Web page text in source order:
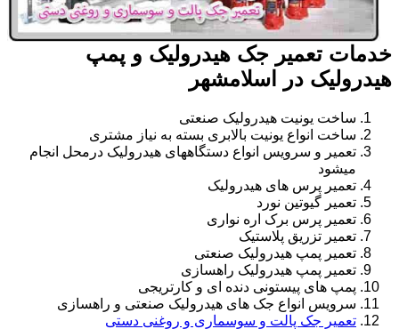
خدمات تعمیر جک هیدرولیک و پمپ
هیدرولیک در اسلامشهر
ساخت یونیت هیدرولیک صنعتی
ساخت انواع یونیت بالابری بسته به نیاز مشتری
تعمیر و سرویس انواع دستگاههای هیدرولیک درمحل انجام
میشود
تعمیر پرس های هیدرولیک
تعمیر گیوتین نورد
تعمیر پرس برک اره نواری
تعمیر تزریق پلاستیک
تعمیر پمپ هیدرولیک صنعتی
تعمیر پمپ هیدرولیک راهسازی
پمپ های پیستونی دنده ای و کارتریجی
سرویس انواع جک های هیدرولیک صنعتی و راهسازی
تعمیر جک پالت و سوسماری و روغنی دستی